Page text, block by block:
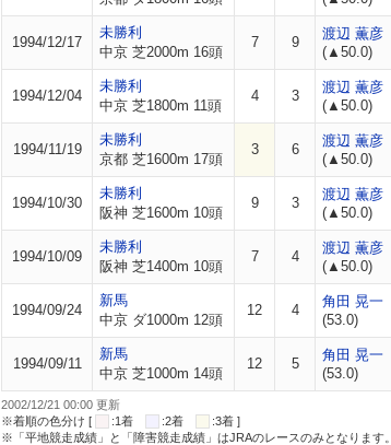
1994/12/17
未勝利
中京 芝2000m 16頭
7 9
渡辺 薫彦
(▲50.0)
1994/12/04
未勝利
中京 芝1800m 11頭
4 3
渡辺 薫彦
(▲50.0)
1994/11/19
未勝利
京都 芝1600m 17頭
3 6
渡辺 薫彦
(▲50.0)
1994/10/30
未勝利
阪神 芝1600m 10頭
9 3
渡辺 薫彦
(▲50.0)
1994/10/09
未勝利
阪神 芝1400m 10頭
7 4
渡辺 薫彦
(▲50.0)
1994/09/24
新馬
中京 ダ1000m 12頭
12 4
角田 晃一
(53.0)
1994/09/11
新馬
中京 芝1000m 14頭
12 5
角田 晃一
(53.0)
2002/12/21 00:00 更新
※着順の色分け [
:1着 :2着
:3着 ]
※「平地競走成績」と「障害競走成績」はJRAのレースのみとなります。